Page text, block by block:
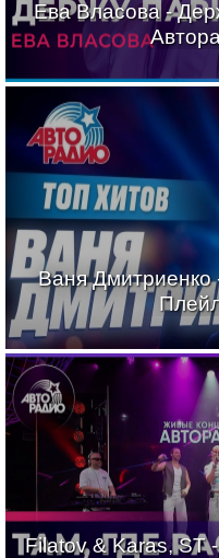
Ева Власова -
Ваня Дмитриенко
Filatov & Karas, ST